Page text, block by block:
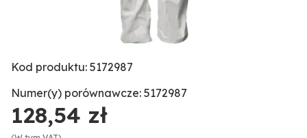
Kod produktu: 5172987
Numer(y) porównawcze: 5172987
128,54 zł